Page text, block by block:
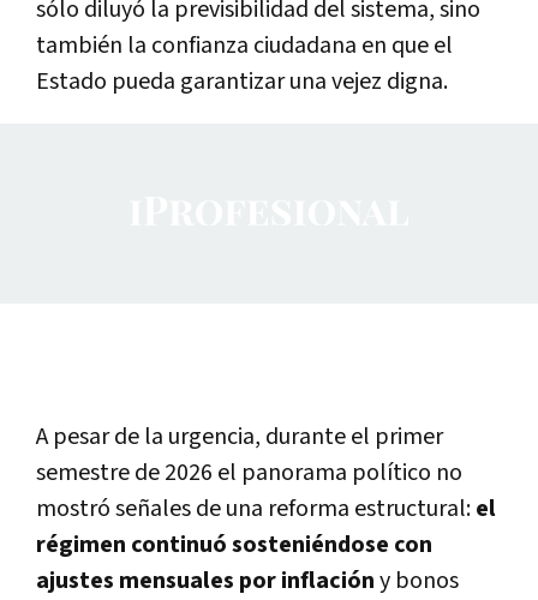
sólo diluyó la previsibilidad del sistema, sino
también la confianza ciudadana en que el
Estado pueda garantizar una vejez digna.
A pesar de la urgencia, durante el primer
semestre de 2026 el panorama político no
mostró señales de una reforma estructural:el
régimen continuó sosteniéndose con
ajustes mensuales por inflacióny bonos